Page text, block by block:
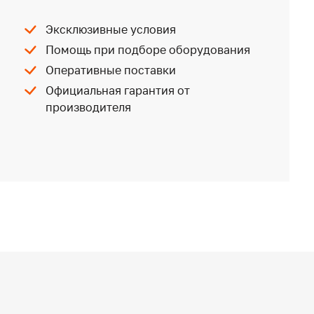
Эксклюзивные условия
Помощь при подборе оборудования
Оперативные поставки
Официальная гарантия от
производителя